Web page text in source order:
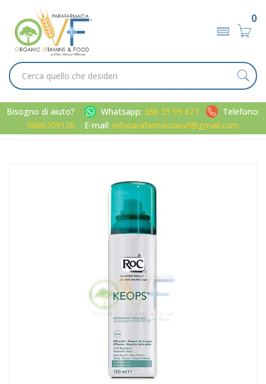
0
Bisogno di aiuto? Whatsapp: 366 35 95 627
Telefono:
0686209126
E-mail: infoparafarmaciaovf@gmail.com
Alcool 150 ml